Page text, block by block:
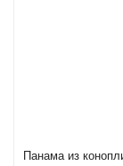
Панама из